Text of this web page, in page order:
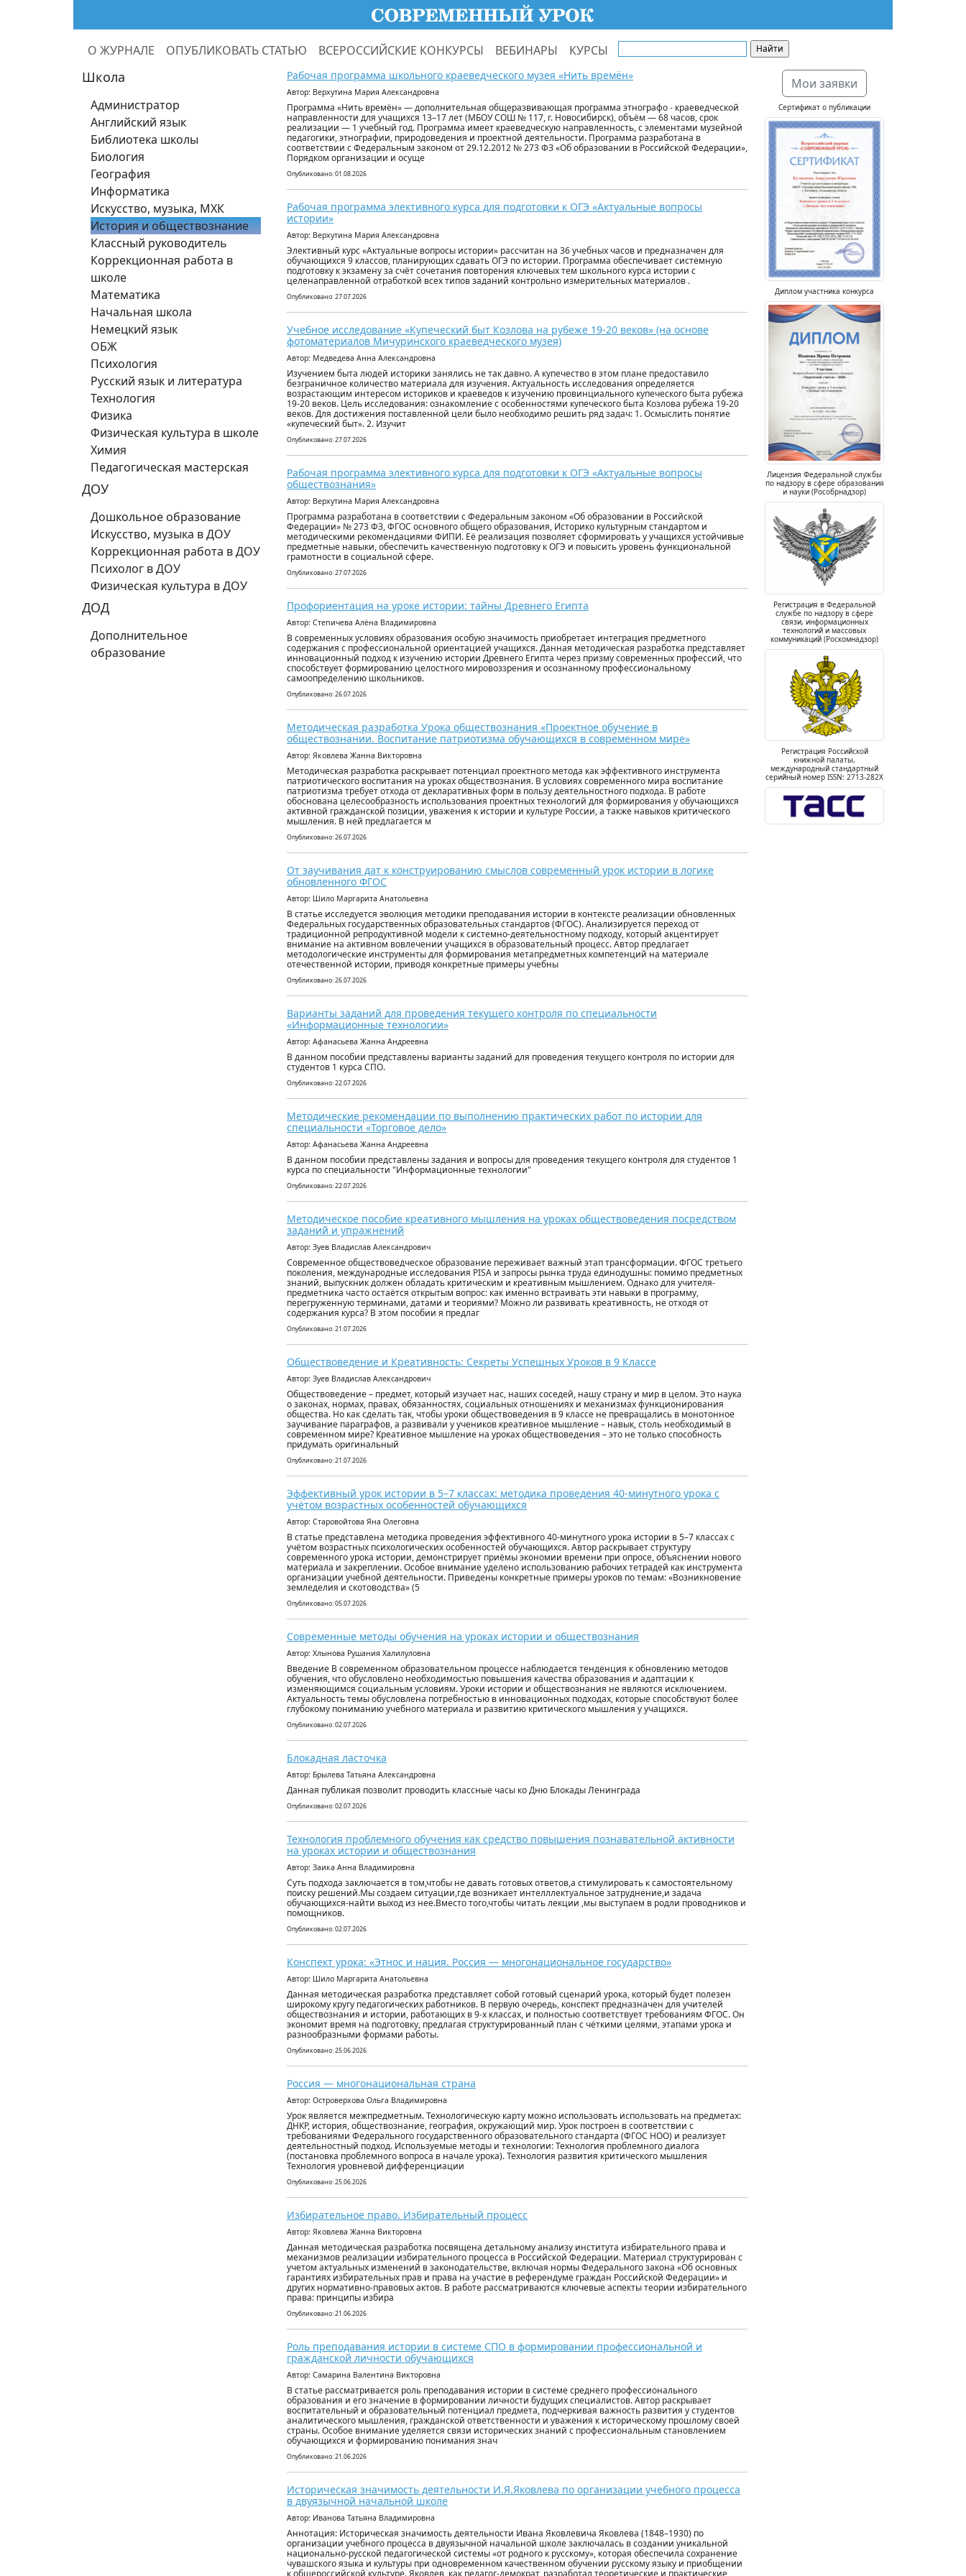
О ЖУРНАЛЕ ОПУБЛИКОВАТЬ СТАТЬЮ ВСЕРОССИЙСКИЕ КОНКУРСЫ ВЕБИНАРЫ КУРСЫ
Школа
Администратор
Английский язык
Библиотека школы
Биология
География
Информатика
Искусство, музыка, МХК
История и обществознание
Классный руководитель
Коррекционная работа в
школе
Математика
Начальная школа
Немецкий язык
ОБЖ
Психология
Русский язык и литература
Технология
Физика
Физическая культура в школе
Химия
Педагогическая мастерская
ДОУ
Дошкольное образование
Искусство, музыка в ДОУ
Коррекционная работа в ДОУ
Психолог в ДОУ
Физическая культура в ДОУ
ДОД
Дополнительное
образование
Рабочая программа школьного краеведческого музея «Нить времён»
Автор: Верхутина Мария Александровна
Программа «Нить времён» — дополнительная общеразвивающая программа этнографо - краеведческой
направленности для учащихся 13–17 лет (МБОУ СОШ № 117, г. Новосибирск), объём — 68 часов, срок
реализации — 1 учебный год. Программа имеет краеведческую направленность, с элементами музейной
педагогики, этнографии, природоведения и проектной деятельности. Программа разработана в
соответствии с Федеральным законом от 29.12.2012 № 273 ФЗ «Об образовании в Российской Федерации»,
Порядком организации и осуще
Опубликовано: 01.08.2026
Рабочая программа элективного курса для подготовки к ОГЭ «Актуальные вопросы
истории»
Автор: Верхутина Мария Александровна
Элективный курс «Актуальные вопросы истории» рассчитан на 36 учебных часов и предназначен для
обучающихся 9 классов, планирующих сдавать ОГЭ по истории. Программа обеспечивает системную
подготовку к экзамену за счёт сочетания повторения ключевых тем школьного курса истории с
целенаправленной отработкой всех типов заданий контрольно измерительных материалов .
Опубликовано: 27.07.2026
Учебное исследование «Купеческий быт Козлова на рубеже 19-20 веков» (на основе
фотоматериалов Мичуринского краеведческого музея)
Автор: Медведева Анна Александровна
Изучением быта людей историки занялись не так давно. А купечество в этом плане предоставило
безграничное количество материала для изучения. Актуальность исследования определяется
возрастающим интересом историков и краеведов к изучению провинциального купеческого быта рубежа
19-20 веков. Цель исследования: ознакомление с особенностями купеческого быта Козлова рубежа 19-20
веков. Для достижения поставленной цели было необходимо решить ряд задач: 1. Осмыслить понятие
«купеческий быт». 2. Изучит
Опубликовано: 27.07.2026
Рабочая программа элективного курса для подготовки к ОГЭ «Актуальные вопросы
обществознания»
Автор: Верхутина Мария Александровна
Программа разработана в соответствии с Федеральным законом «Об образовании в Российской
Федерации» № 273 ФЗ, ФГОС основного общего образования, Историко культурным стандартом и
методическими рекомендациями ФИПИ. Её реализация позволяет сформировать у учащихся устойчивые
предметные навыки, обеспечить качественную подготовку к ОГЭ и повысить уровень функциональной
грамотности в социальной сфере.
Опубликовано: 27.07.2026
Профориентация на уроке истории: тайны Древнего Египта
Автор: Степичева Алёна Владимировна
В современных условиях образования особую значимость приобретает интеграция предметного
содержания с профессиональной ориентацией учащихся. Данная методическая разработка представляет
инновационный подход к изучению истории Древнего Египта через призму современных профессий, что
способствует формированию целостного мировоззрения и осознанному профессиональному
самоопределению школьников.
Опубликовано: 26.07.2026
Методическая разработка Урока обществознания «Проектное обучение в
обществознании. Воспитание патриотизма обучающихся в современном мире»
Автор: Яковлева Жанна Викторовна
Методическая разработка раскрывает потенциал проектного метода как эффективного инструмента
патриотического воспитания на уроках обществознания. В условиях современного мира воспитание
патриотизма требует отхода от декларативных форм в пользу деятельностного подхода. В работе
обоснована целесообразность использования проектных технологий для формирования у обучающихся
активной гражданской позиции, уважения к истории и культуре России, а также навыков критического
мышления. В ней предлагается м
Опубликовано: 26.07.2026
От заучивания дат к конструированию смыслов современный урок истории в логике
обновленного ФГОС
Автор: Шило Маргарита Анатольевна
В статье исследуется эволюция методики преподавания истории в контексте реализации обновленных
Федеральных государственных образовательных стандартов (ФГОС). Анализируется переход от
традиционной репродуктивной модели к системно-деятельностному подходу, который акцентирует
внимание на активном вовлечении учащихся в образовательный процесс. Автор предлагает
методологические инструменты для формирования метапредметных компетенций на материале
отечественной истории, приводя конкретные примеры учебны
Опубликовано: 26.07.2026
Варианты заданий для проведения текущего контроля по специальности
«Информационные технологии»
Автор: Афанасьева Жанна Андреевна
В данном пособии представлены варианты заданий для проведения текущего контроля по истории для
студентов 1 курса СПО.
Опубликовано: 22.07.2026
Методические рекомендации по выполнению практических работ по истории для
специальности «Торговое дело»
Автор: Афанасьева Жанна Андреевна
В данном пособии представлены задания и вопросы для проведения текущего контроля для студентов 1
курса по специальности "Информационные технологии"
Опубликовано: 22.07.2026
Методическое пособие креативного мышления на уроках обществоведения посредством
заданий и упражнений
Автор: Зуев Владислав Александрович
Современное обществоведческое образование переживает важный этап трансформации. ФГОС третьего
поколения, международные исследования PISA и запросы рынка труда единодушны: помимо предметных
знаний, выпускник должен обладать критическим и креативным мышлением. Однако для учителя-
предметника часто остаётся открытым вопрос: как именно встраивать эти навыки в программу,
перегруженную терминами, датами и теориями? Можно ли развивать креативность, не отходя от
содержания курса? В этом пособии я предлаг
Опубликовано: 21.07.2026
Обществоведение и Креативность: Секреты Успешных Уроков в 9 Классе
Автор: Зуев Владислав Александрович
Обществоведение – предмет, который изучает нас, наших соседей, нашу страну и мир в целом. Это наука
о законах, нормах, правах, обязанностях, социальных отношениях и механизмах функционирования
общества. Но как сделать так, чтобы уроки обществоведения в 9 классе не превращались в монотонное
заучивание параграфов, а развивали у учеников креативное мышление – навык, столь необходимый в
современном мире? Креативное мышление на уроках обществоведения – это не только способность
придумать оригинальный
Опубликовано: 21.07.2026
Эффективный урок истории в 5–7 классах: методика проведения 40-минутного урока с
учётом возрастных особенностей обучающихся
Автор: Старовойтова Яна Олеговна
В статье представлена методика проведения эффективного 40-минутного урока истории в 5–7 классах с
учётом возрастных психологических особенностей обучающихся. Автор раскрывает структуру
современного урока истории, демонстрирует приёмы экономии времени при опросе, объяснении нового
материала и закреплении. Особое внимание уделено использованию рабочих тетрадей как инструмента
организации учебной деятельности. Приведены конкретные примеры уроков по темам: «Возникновение
земледелия и скотоводства» (5
Опубликовано: 05.07.2026
Современные методы обучения на уроках истории и обществознания
Автор: Хлынова Рушания Халилуловна
Введение В современном образовательном процессе наблюдается тенденция к обновлению методов
обучения, что обусловлено необходимостью повышения качества образования и адаптации к
изменяющимся социальным условиям. Уроки истории и обществознания не являются исключением.
Актуальность темы обусловлена потребностью в инновационных подходах, которые способствуют более
глубокому пониманию учебного материала и развитию критического мышления у учащихся.
Опубликовано: 02.07.2026
Блокадная ласточка
Автор: Брылева Татьяна Александровна
Данная публикая позволит проводить классные часы ко Дню Блокады Ленинграда
Опубликовано: 02.07.2026
Технология проблемного обучения как средство повышения познавательной активности
на уроках истории и обществознания
Автор: Заика Анна Владимировна
Суть подхода заключается в том,чтобы не давать готовых ответов,а стимулировать к самостоятельному
поиску решений.Мы создаем ситуации,где возникает интелллектуальное затруднение,и задача
обучающихся-найти выход из нее.Вместо того,чтобы читать лекции ,мы выступаем в родли проводников и
помощников.
Опубликовано: 02.07.2026
Конспект урока: «Этнос и нация. Россия — многонациональное государство»
Автор: Шило Маргарита Анатольевна
Данная методическая разработка представляет собой готовый сценарий урока, который будет полезен
широкому кругу педагогических работников. В первую очередь, конспект предназначен для учителей
обществознания и истории, работающих в 9-х классах, и полностью соответствует требованиям ФГОС. Он
экономит время на подготовку, предлагая структурированный план с чёткими целями, этапами урока и
разнообразными формами работы.
Опубликовано: 25.06.2026
Россия — многонациональная страна
Автор: Островерхова Ольга Владимировна
Урок является межпредметным. Технологическую карту можно использовать использовать на предметах:
ДНКР, история, обществознание, география, окружающий мир. Урок построен в соответствии с
требованиями Федерального государственного образовательного стандарта (ФГОС НОО) и реализует
деятельностный подход. Используемые методы и технологии: Технология проблемного диалога
(постановка проблемного вопроса в начале урока). Технология развития критического мышления
Технология уровневой дифференциации
Опубликовано: 25.06.2026
Избирательное право. Избирательный процесс
Автор: Яковлева Жанна Викторовна
Данная методическая разработка посвящена детальному анализу института избирательного права и
механизмов реализации избирательного процесса в Российской Федерации. Материал структурирован с
учетом актуальных изменений в законодательстве, включая нормы Федерального закона «Об основных
гарантиях избирательных прав и права на участие в референдуме граждан Российской Федерации» и
других нормативно-правовых актов. В работе рассматриваются ключевые аспекты теории избирательного
права: принципы избира
Опубликовано: 21.06.2026
Роль преподавания истории в системе СПО в формировании профессиональной и
гражданской личности обучающихся
Автор: Самарина Валентина Викторовна
В статье рассматривается роль преподавания истории в системе среднего профессионального
образования и его значение в формировании личности будущих специалистов. Автор раскрывает
воспитательный и образовательный потенциал предмета, подчеркивая важность развития у студентов
аналитического мышления, гражданской ответственности и уважения к историческому прошлому своей
страны. Особое внимание уделяется связи исторических знаний с профессиональным становлением
обучающихся и формированию понимания знач
Опубликовано: 21.06.2026
Историческая значимость деятельности И.Я.Яковлева по организации учебного процесса
в двуязычной начальной школе
Автор: Иванова Татьяна Владимировна
Аннотация: Историческая значимость деятельности Ивана Яковлевича Яковлева (1848–1930) по
организации учебного процесса в двуязычной начальной школе заключалась в создании уникальной
национально-русской педагогической системы «от родного к русскому», которая обеспечила сохранение
чувашского языка и культуры при одновременном качественном обучении русскому языку и приобщении
к общероссийской культуре. Яковлев, как педагог-демократ, разработал теоретические и практические
Мои заявки
Сертификат о публикации
Диплом участника конкурса
Лицензия Федеральной службы
по надзору в сфере образования
и науки (Рособрнадзор)
Регистрация в Федеральной
службе по надзору в сфере
связи, информационных
технологий и массовых
коммуникаций (Роскомнадзор)
Регистрация Российской
книжной палаты,
международный стандартный
серийный номер ISSN: 2713-282X